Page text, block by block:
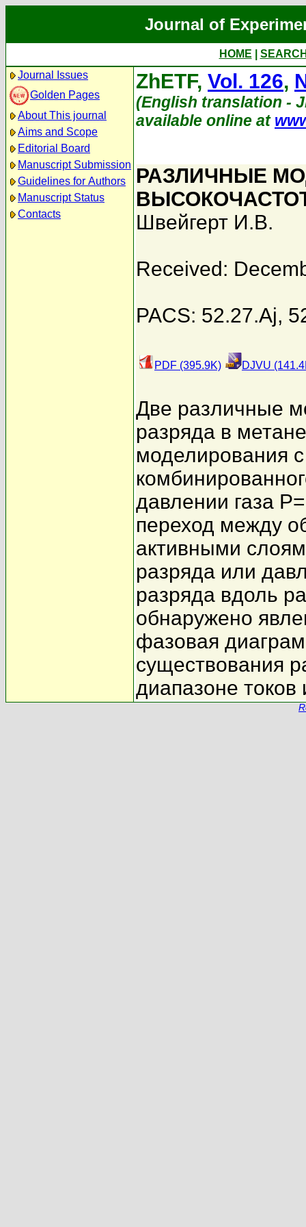
Journal of
HOME
Journal Issues
Golden Pages
About This journal
Aims and Scope
Editorial Board
Manuscript Submission
Guidelines for Authors
Manuscript Status
Contacts
ZhETF, Vol. 126,
(English translation -
available online at
РАЗЛИЧНЫЕ
Швейгерт И.В.
Received:
PACS: 52.27.Aj,
PDF (395.9K) DJVU
Две различные
разряда в
моделирования
давлении газа
переход между
активными
разряда или
разряда вдоль
обнаружено
фазовая
существования
диапазоне токов